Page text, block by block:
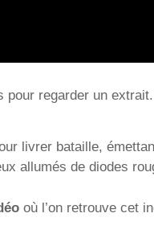
pour regarder un extrait.
livrer bataille,
allumés de diodes
où l’on retrouve cet